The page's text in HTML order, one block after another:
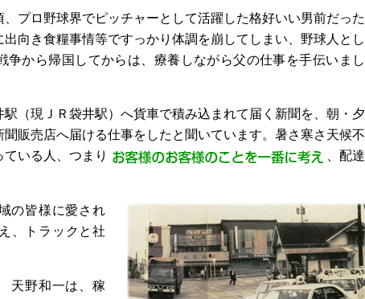
プロ野球界でピッチャーとして活躍した格好いい男前だった
向き食糧事情等ですっかり体調を崩してしまい、野球人とし
争から帰国してからは、療養しながら父の仕事を手伝いまし
（現ＪＲ袋井駅）へ貨車で積み込まれて届く新聞を、朝・夕
販売店へ届ける仕事をしたと聞いています。暑さ寒さ天候不
いる人、つまり
、配達
の皆様に愛され
、トラックと社
天野和一は、稼